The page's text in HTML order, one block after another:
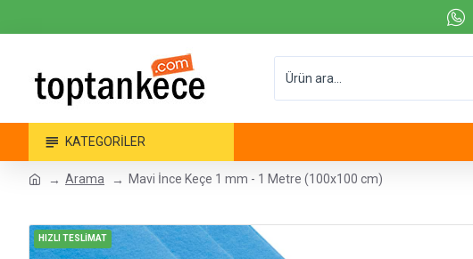
KATEGORILER
Arama Mavi İnce Keçe 1 mm - 1 Metre (100x100 cm)
HIZLI TESLİMAT